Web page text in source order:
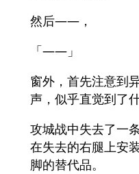
然后——，
「——」
窗外，首先注意到
声，似乎直觉到了
攻城战中失去了一
在失去的右腿上安
脚的替代品。